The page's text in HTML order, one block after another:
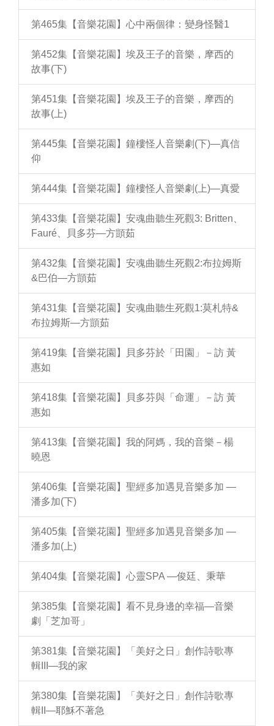
第465集【音樂花園】心中兩個律：變身怪醫1
第452集【音樂花園】埃及王子的音樂，摩西的
故事(下)
第451集【音樂花園】埃及王子的音樂，摩西的
故事(上)
第445集【音樂花園】鐘樓怪人音樂劇(下)—真信
仰
第444集【音樂花園】鐘樓怪人音樂劇(上)—真愛
第433集【音樂花園】安魂曲聽生死觀3: Britten、
Fauré、貝多芬—方顗茹
第432集【音樂花園】安魂曲聽生死觀2:布拉姆斯
&巴伯—方顗茹
第431集【音樂花園】安魂曲聽生死觀1:莫札特&
布拉姆斯—方顗茹
第419集【音樂花園】貝多芬於「田園」－訪 黃
惠如
第418集【音樂花園】貝多芬與「命運」－訪 黃
惠如
第413集【音樂花園】我的阿媽，我的音樂－楊
曉恩
第406集【音樂花園】聖經多加遇見音樂多加 —
潘多加(下)
第405集【音樂花園】聖經多加遇見音樂多加 —
潘多加(上)
第404集【音樂花園】心靈SPA —俊廷、秉華
第385集【音樂花園】看不見身邊的幸福—音樂
劇「芝加哥」
第381集【音樂花園】「美好之日」創作詩歌專
輯III—我的家
第380集【音樂花園】「美好之日」創作詩歌專
輯II—耶穌不著急